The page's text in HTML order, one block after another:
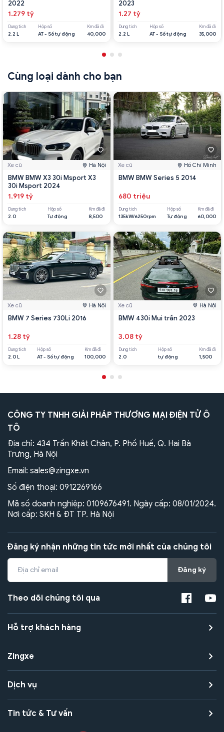
2022
1.279 tỷ
Dung tích
2.2 L
Hộp số
AT - Số tự động
Km đã đi
40,000
2023
1.27 tỷ
Dung tích
2.2 L
Hộp số
AT - Số tự động
Km đã đi
35,000
Cùng loại dành cho bạn
Xe cũ Hà Nội
BMW BMW X3 30i Msport X3
30i Msport 2024
1.919 tỷ
Dung tích
2.0
Hộp số
Tự động
Km đã đi
8,500
Xe cũ Hà Nội
BMW 7 Series 730Li 2016
1.28 tỷ
Dung tích
2.0 L
Hộp số
AT - Số tự động
Km đã đi
100,000
Xe cũ Hồ Chí Minh
BMW BMW Series 5 2014
680 triệu
Dung tích
135kW/6250rpm
Hộp số
Tự động
Km đã đi
60,000
Xe cũ Hà Nội
BMW 430i Mui trần 2023
3.08 tỷ
Dung tích
2.0
Hộp số
tự động
Km đã đi
1,500
CÔNG TY TNHH GIẢI PHÁP THƯƠNG MẠI ĐIỆN TỬ Ô
TÔ
Địa chỉ: 434 Trần Khát Chân, P. Phố Huế, Q. Hai Bà
Trưng, Hà Nội
Email: sales@zingxe.vn
Số điện thoại: 0912269166
Mã số doanh nghiệp: 0109676491. Ngày cấp: 08/01/2024.
Nơi cấp: SKH & ĐT TP. Hà Nội
Đăng ký nhận những tin tức mới nhất của chúng tôi
Đăng ký
Theo dõi chúng tôi qua
Hỗ trợ khách hàng
Zingxe
Dịch vụ
Tin tức & Tư vấn